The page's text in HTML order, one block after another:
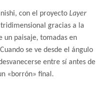
con el proyecto Layer
gracias a la
un paisaje, tomadas en
se ve desde el ángulo
entre sí antes de
«borrón» final.